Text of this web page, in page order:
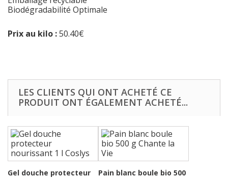
Biodégradabilité Optimale
Prix au kilo :50.40€
LES CLIENTS QUI ONT ACHETÉ CE
PRODUIT ONT ÉGALEMENT ACHETÉ...
Gel douche protecteur
Pain blanc boule bio 500